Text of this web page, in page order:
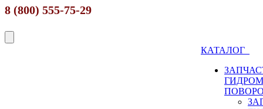
8 (800) 555-75-29
КАТАЛОГ